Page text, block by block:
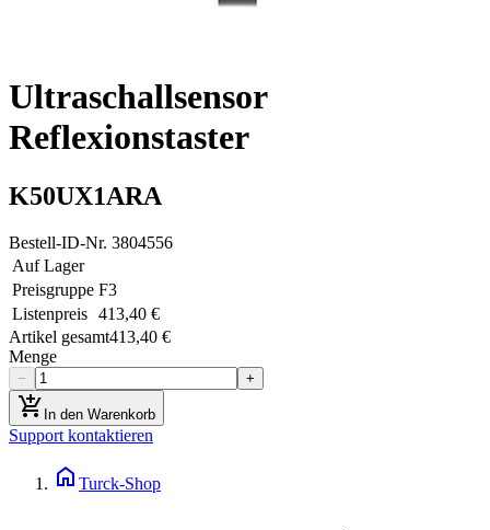
Ultraschallsensor
Reflexionstaster
K50UX1ARA
Bestell-ID-Nr. 3804556
Auf Lager
Preisgruppe F3
Listenpreis 413,40 €
Artikel gesamt413,40 €
Menge
− +
add_shopping_cart In den Warenkorb
Support kontaktieren
home Turck-Shop